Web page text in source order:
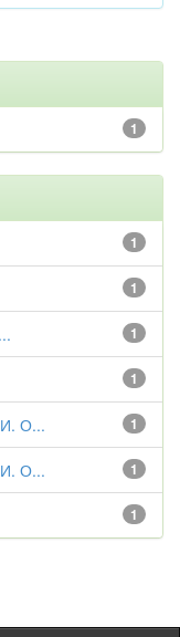
1
1
1
1
1
1
О...
1
О...
1